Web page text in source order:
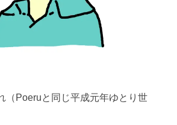
（Poeruと同じ平成元年ゆとり世